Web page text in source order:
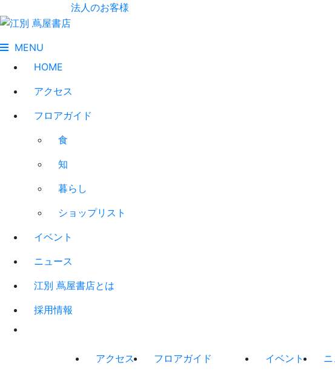
法人のお客様
MENU
HOME
アクセス
フロアガイド
食
知
暮らし
ショップリスト
イベント
ニュース
江別 蔦屋書店とは
採用情報
アクセス
フロアガイド
イベント